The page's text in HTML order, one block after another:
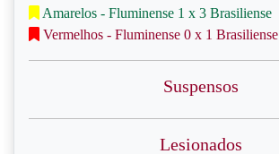
Amarelos - Fluminense 1 x 3 Brasiliense
Vermelhos - Fluminense 0 x 1 Brasiliense
Suspensos
Lesionados